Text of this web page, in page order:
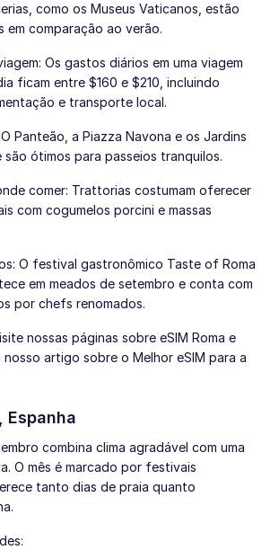
como os Museus Vaticanos, estão
em comparação ao verão.
Os gastos diários em uma viagem
ficam entre $160 e $210, incluindo
e transporte local.
Panteão, a Piazza Navona e os Jardins
são ótimos para passeios tranquilos.
comer: Trattorias costumam oferecer
com cogumelos porcini e massas
O festival gastronômico Taste of Roma
em meados de setembro e conta com
por chefs renomados.
nossas páginas sobre eSIM Roma e
nosso artigo sobre o Melhor eSIM para a
Espanha
combina clima agradável com uma
O mês é marcado por festivais
tanto dias de praia quanto